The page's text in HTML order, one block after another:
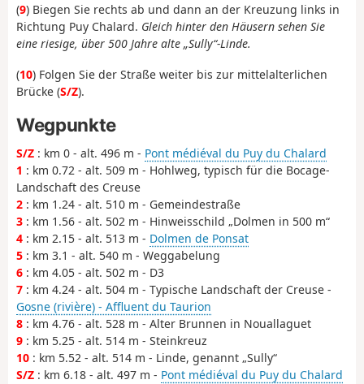
(9) Biegen Sie rechts ab und dann an der Kreuzung links in
Richtung Puy Chalard. Gleich hinter den Häusern sehen Sie
eine riesige, über 500 Jahre alte „Sully“-Linde.
(10) Folgen Sie der Straße weiter bis zur mittelalterlichen
Brücke (S/Z).
Wegpunkte
S/Z : km 0 - alt. 496 m - Pont médiéval du Puy du Chalard
1 : km 0.72 - alt. 509 m - Hohlweg, typisch für die Bocage-
Landschaft des Creuse
2 : km 1.24 - alt. 510 m - Gemeindestraße
3 : km 1.56 - alt. 502 m - Hinweisschild „Dolmen in 500 m“
4 : km 2.15 - alt. 513 m - Dolmen de Ponsat
5 : km 3.1 - alt. 540 m - Weggabelung
6 : km 4.05 - alt. 502 m - D3
7 : km 4.24 - alt. 504 m - Typische Landschaft der Creuse -
Gosne (rivière) - Affluent du Taurion
8 : km 4.76 - alt. 528 m - Alter Brunnen in Nouallaguet
9 : km 5.25 - alt. 514 m - Steinkreuz
10 : km 5.52 - alt. 514 m - Linde, genannt „Sully“
S/Z : km 6.18 - alt. 497 m - Pont médiéval du Puy du Chalard